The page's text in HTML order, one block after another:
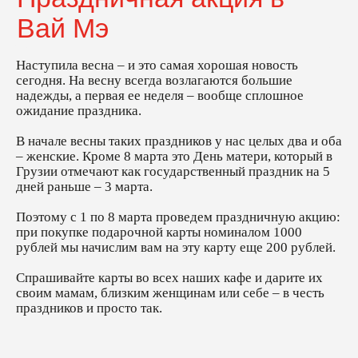
вам на эту
дарите их
Наступила весна – и это самая хорошая новость
сегодня. На весну всегда возлагаются большие
надежды, а первая ее неделя – вообще сплошное
ожидание праздника.
В начале весны таких праздников у нас целых два и оба
– женские. Кроме 8 марта это День матери, который в
Грузии отмечают как государственный праздник на 5
дней раньше – 3 марта.
Поэтому с 1 по 8 марта проведем праздничную акцию:
при покупке подарочной карты номиналом 1000
рублей мы начислим вам на эту карту еще 200 рублей.
Спрашивайте карты во всех наших кафе и дарите их
своим мамам, близким женщинам или себе – в честь
праздников и просто так.
Сделали сайтarka buro
© 2014-2024. Все права защищены
Политика конфиденциальности
Бонусная карта
Бонусная карта